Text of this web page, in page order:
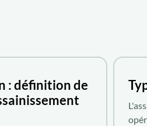
: définition de